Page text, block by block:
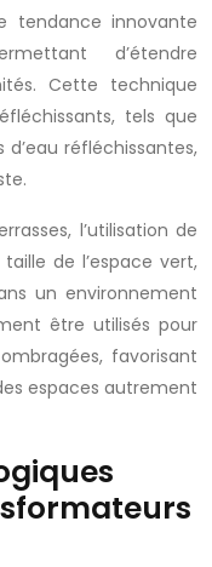
tendance innovante
d’étendre
Cette technique
tels que
réfléchissantes,
l’utilisation de
de l’espace vert,
un environnement
être utilisés pour
favorisant
espaces autrement